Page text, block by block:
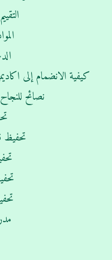
كيفية الانضمام إلى
نصائح